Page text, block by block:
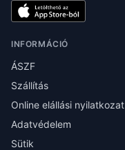
INFORMÁCIÓ
ÁSZF
Szállítás
Online elállási nyilatkozat
Adatvédelem
Sütik